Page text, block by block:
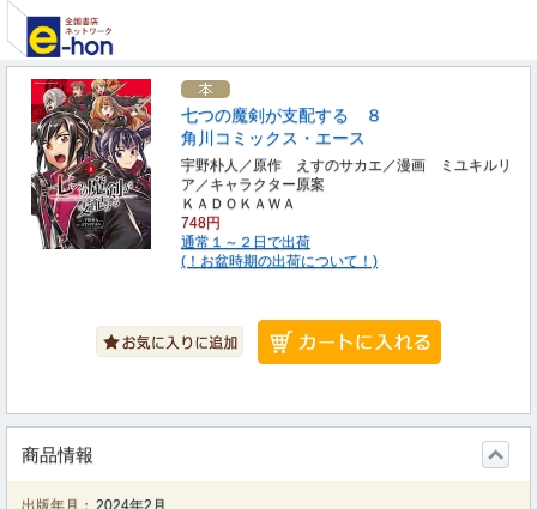
七つの魔剣が支配する ８
角川コミックス・エース
宇野朴人／原作 えすのサカエ／漫画 ミユキルリ
ア／キャラクター原案
ＫＡＤＯＫＡＷＡ
748円
通常１～２日で出荷
(！お盆時期の出荷について！)
商品情報
出版年月： 2024年2月